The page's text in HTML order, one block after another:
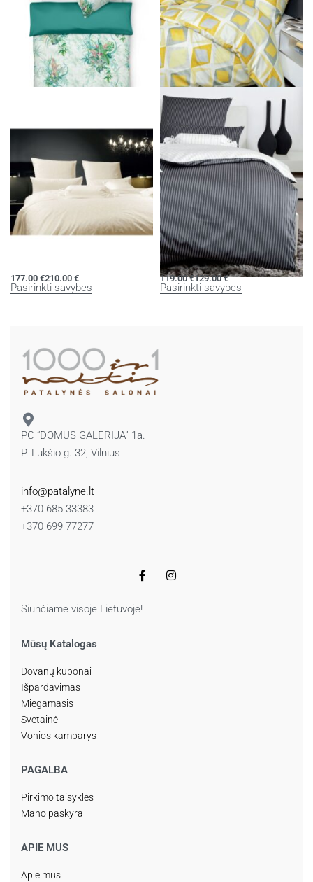
159.00€
Pasirinkti savybes
177.00 €210.00€
Pasirinkti savybes
Patalynės komplektas MODERN
CLASSIC
119.00€129.00€
Pasirinkti savybes
PC “DOMUS GALERIJA” 1a.
P. Lukšio g. 32, Vilnius
info@patalyne.lt
+370 685 33383
+370 699 77277
Siunčiame visoje Lietuvoje!
Mūsų Katalogas
Dovanų kuponai
Išpardavimas
Miegamasis
Svetainė
Vonios kambarys
PAGALBA
Pirkimo taisyklės
Mano paskyra
APIE MUS
Apie mus